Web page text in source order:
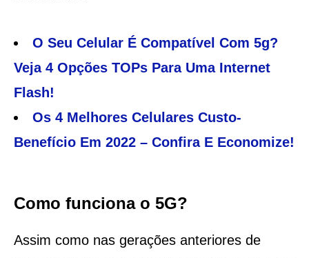
O Seu Celular É Compatível Com 5g?
Veja 4 Opções TOPs Para Uma Internet
Flash!
Os 4 Melhores Celulares Custo-
Benefício Em 2022 – Confira E Economize!
Como funciona o 5G?
Assim como nas gerações anteriores de